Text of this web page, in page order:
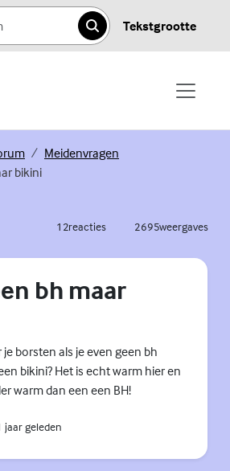
Zoeken
Tekstgrootte
Meidenvragen
bikini
12reacties 2695weergaves
bh maar
borsten als je even geen bh
bikini? Het is echt warm hier en
warm dan een een BH!
jaar geleden